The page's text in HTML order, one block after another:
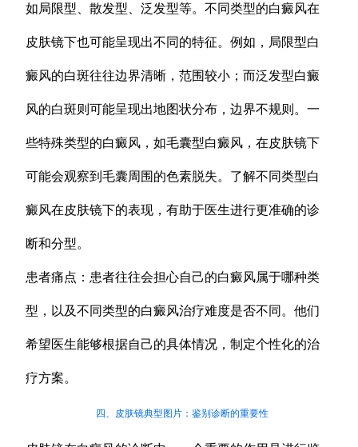
如局限型、散发型、泛发型等。不同类型的白癜风在
皮肤镜下也可能呈现出不同的特征。例如，局限型白
癜风的白斑往往边界清晰，范围较小；而泛发型白癜
风的白斑则可能呈现出地图状分布，边界不规则。一
些特殊类型的白癜风，如毛囊型白癜风，在皮肤镜下
可能会观察到毛囊周围的色素脱失。了解不同类型白
癜风在皮肤镜下的表现，有助于医生进行更准确的诊
断和分型。
患者痛点：患者往往会担心自己的白癜风属于哪种类
型，以及不同类型的白癜风治疗难度是否不同。他们
希望医生能够根据自己的具体情况，制定个性化的治
疗方案。
四、皮肤镜典型图片：鉴别诊断的重要性